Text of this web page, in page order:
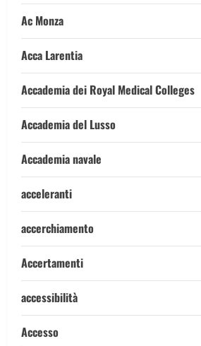
Ac Monza
Acca Larentia
Accademia dei Royal Medical Colleges
Accademia del Lusso
Accademia navale
acceleranti
accerchiamento
Accertamenti
accessibilità
Accesso